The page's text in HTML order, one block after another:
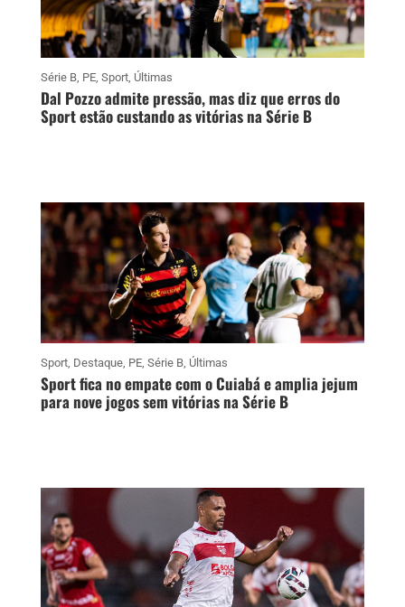
Série B, PE, Sport, Últimas
Dal Pozzo admite pressão, mas diz que erros do
Sport estão custando as vitórias na Série B
Sport, Destaque, PE, Série B, Últimas
Sport fica no empate com o Cuiabá e amplia jejum
para nove jogos sem vitórias na Série B